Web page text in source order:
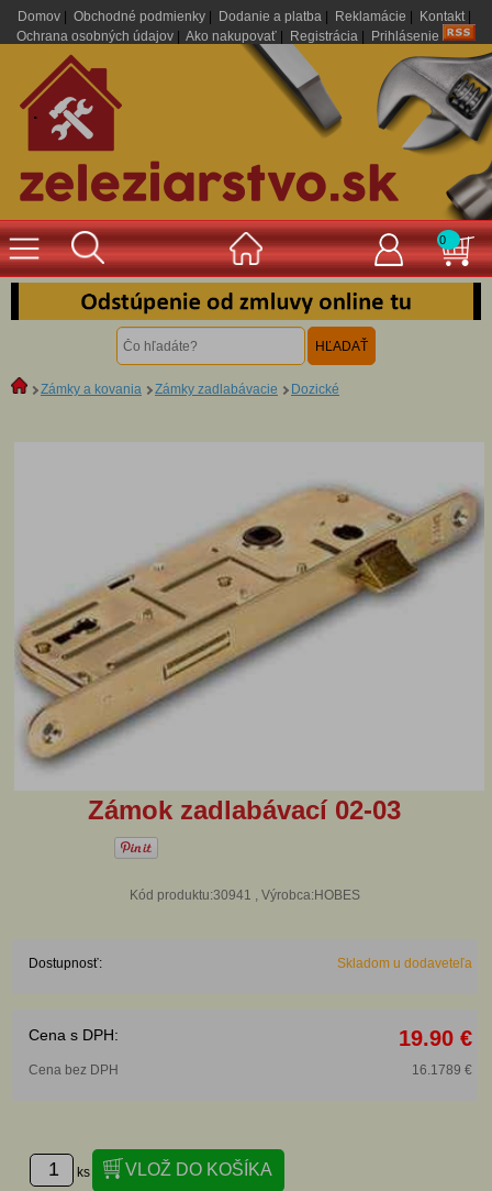
Domov Obchodné podmienky Dodanie a platba Reklamácie Kontakt|
Ochrana osobných údajov
Ako nakupovať Registrácia Prihlásenie
.
0
Zámky a kovania Zámky zadlabávacie Dozické
Zámok zadlabávací 02-03
Kód produktu:30941 , Výrobca:HOBES
Dostupnosť: Skladom u dodaveteľa
Cena s DPH: 19.90 €
Cena bez DPH 16.1789 €
ks